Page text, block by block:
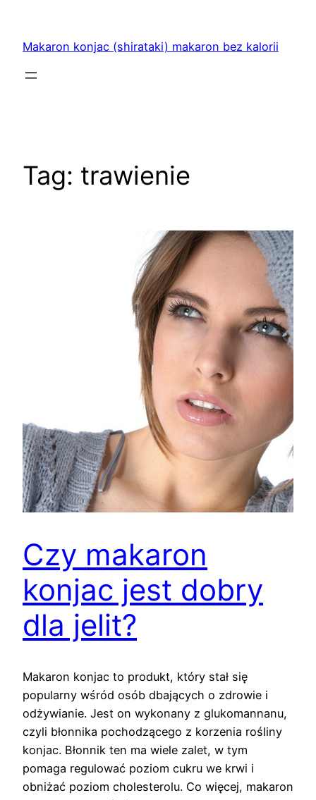
treściMakaron konjac (shirataki) makaron bez kalorii
Tag: trawienie
Czy makaron
konjac jest dobry
dla jelit?
Makaron konjac to produkt, który stał się
popularny wśród osób dbających o zdrowie i
odżywianie. Jest on wykonany z glukomannanu,
czyli błonnika pochodzącego z korzenia rośliny
konjac. Błonnik ten ma wiele zalet, w tym
pomaga regulować poziom cukru we krwi i
obniżać poziom cholesterolu. Co więcej, makaron